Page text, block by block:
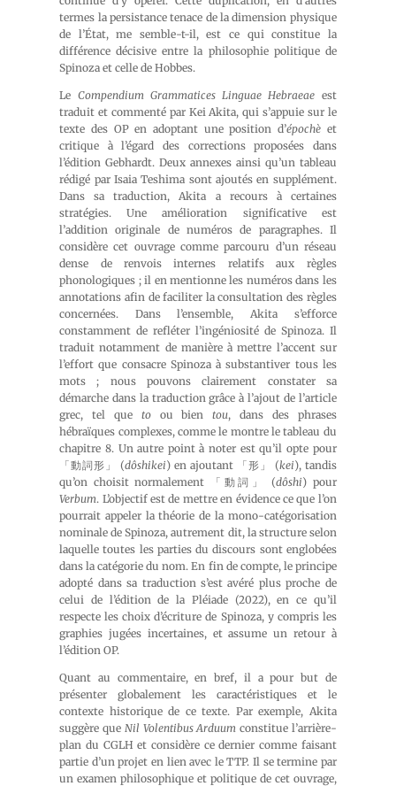
termes la persistance tenace de la dimension physique
de l’État, me semble-t-il, est ce qui constitue la
différence décisive entre la philosophie politique de
Spinoza et celle de Hobbes.
Le Compendium Grammatices Linguae Hebraeae est
traduit et commenté par Kei Akita, qui s’appuie sur le
texte des OP en adoptant une position d’épochè et
critique à l’égard des corrections proposées dans
l’édition Gebhardt. Deux annexes ainsi qu’un tableau
rédigé par Isaia Teshima sont ajoutés en supplément.
Dans sa traduction, Akita a recours à certaines
stratégies. Une amélioration significative est
l’addition originale de numéros de paragraphes. Il
considère cet ouvrage comme parcouru d’un réseau
dense de renvois internes relatifs aux règles
phonologiques ; il en mentionne les numéros dans les
annotations afin de faciliter la consultation des règles
concernées. Dans l’ensemble, Akita s’efforce
constamment de refléter l’ingéniosité de Spinoza. Il
traduit notamment de manière à mettre l’accent sur
l’effort que consacre Spinoza à substantiver tous les
mots ; nous pouvons clairement constater sa
démarche dans la traduction grâce à l’ajout de l’article
grec, tel que toou bientou, dans des phrases
hébraïques complexes, comme le montre le tableau du
chapitre 8. Un autre point à noter est qu’il opte pour
「動詞形」 (dôshikei) en ajoutant 「形」 (kei), tandis
qu’on choisit normalement 「動詞」 (dôshi) pour
Verbum. L’objectif est de mettre en évidence ce que l’on
pourrait appeler la théorie de la mono-catégorisation
nominale de Spinoza, autrement dit, la structure selon
laquelle toutes les parties du discours sont englobées
dans la catégorie du nom. En fin de compte, le principe
adopté dans sa traduction s’est avéré plus proche de
celui de l’édition de la Pléiade (2022), en ce qu’il
respecte les choix d’écriture de Spinoza, y compris les
graphies jugées incertaines, et assume un retour à
l’édition OP.
Quant au commentaire, en bref, il a pour but de
présenter globalement les caractéristiques et le
contexte historique de ce texte. Par exemple, Akita
suggère queNil Volentibus Arduum constitue l’arrière-
plan du CGLH et considère ce dernier comme faisant
partie d’un projet en lien avec le TTP. Il se termine par
un examen philosophique et politique de cet ouvrage,